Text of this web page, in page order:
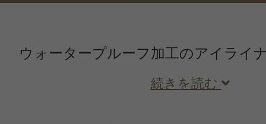
ウォータープルーフ加工のアイライ
続きを読む